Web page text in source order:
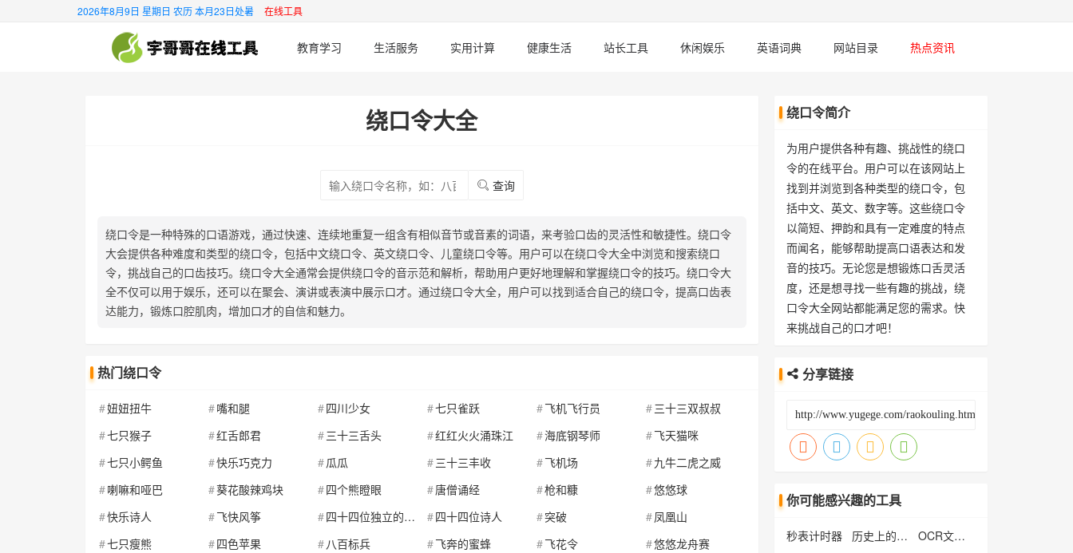
2026年8月9日 星期日 农历 本月23日处暑 在线工具
教育学习 生活服务 实用计算 健康生活 站长工具 休闲娱乐 英语词典 网站目录 热点资讯
绕口令大全
查询
绕口令是一种特殊的口语游戏，通过快速、连续地重复一组含有相似音节或音素的词语，来考验口齿的灵活性和敏捷性。绕口令
大会提供各种难度和类型的绕口令，包括中文绕口令、英文绕口令、儿童绕口令等。用户可以在绕口令大全中浏览和搜索绕口
令，挑战自己的口齿技巧。绕口令大全通常会提供绕口令的音示范和解析，帮助用户更好地理解和掌握绕口令的技巧。绕口令大
全不仅可以用于娱乐，还可以在聚会、演讲或表演中展示口才。通过绕口令大全，用户可以找到适合自己的绕口令，提高口齿表
达能力，锻炼口腔肌肉，增加口才的自信和魅力。
热门绕口令
妞妞扭牛 嘴和腿 四川少女 七只雀跃 飞机飞行员
三十三双叔叔
七只猴子
红舌郎君 三十三舌头 红红火火涌珠江 海底钢琴师
飞天猫咪
七只小鳄鱼
快乐巧克力 瓜瓜 三十三丰收 飞机场
九牛二虎之威
喇嘛和哑巴
葵花酸辣鸡块 四个熊瞪眼 唐僧诵经 枪和糠
悠悠球
快乐诗人
飞快风筝 四十四位独立的丑儿子 四十四位诗人 突破
凤凰山
七只瘦熊
四色苹果 八百标兵 飞奔的蜜蜂 飞花令 悠悠龙舟赛
绕口令简介
为用户提供各种有趣、挑战性的绕口
令的在线平台。用户可以在该网站上
找到并浏览到各种类型的绕口令，包
括中文、英文、数字等。这些绕口令
以简短、押韵和具有一定难度的特点
而闻名，能够帮助提高口语表达和发
音的技巧。无论您是想锻炼口舌灵活
度，还是想寻找一些有趣的挑战，绕
口令大全网站都能满足您的需求。快
来挑战自己的口才吧！
分享链接
你可能感兴趣的工具
秒表计时器 历史上的今天
OCR文字识别工具